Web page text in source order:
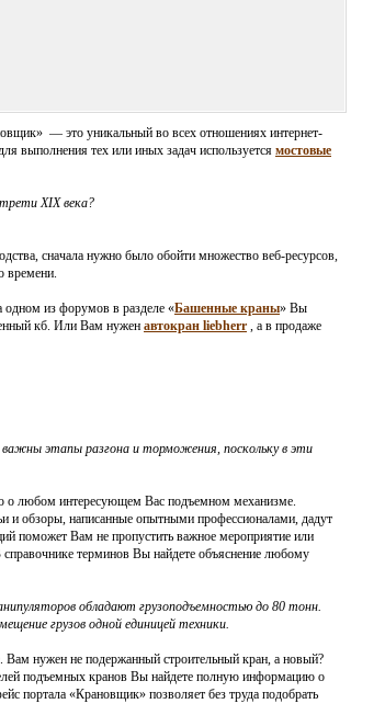
— это уникальный во всех отношениях интернет-
выполнения тех или иных задач используется мостовые
XIX века?
сначала нужно было обойти множество веб-ресурсов,
времени.
из форумов в разделе «Башенные краны» Вы
кб. Или Вам нужен автокран liebherr , а в продаже
этапы разгона и торможения, поскольку в эти
о любом интересующем Вас подъемном механизме.
и обзоры, написанные опытными профессионалами, дадут
поможет Вам не пропустить важное мероприятие или
терминов Вы найдете объяснение любому
обладают грузоподъемностью до 80 тонн.
грузов одной единицей техники.
нужен не подержанный строительный кран, а новый?
подъемных кранов Вы найдете полную информацию о
портала «Крановщик» позволяет без труда подобрать